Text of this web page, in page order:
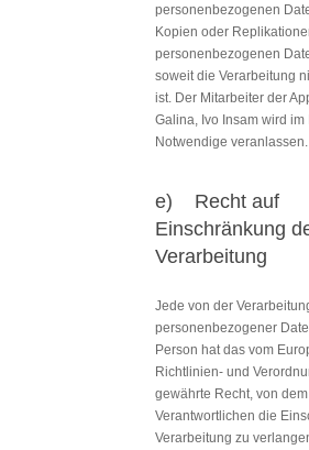
personenbezogenen
Kopien oder
personenbezogenen
soweit die Verarbeitung
ist. Der Mitarbeiter der
Galina, Ivo Insam wird
Notwendige veranlassen.
e) Recht auf
Einschränkung
Verarbeitung
Jede von der
personenbezogener
Person hat das vom
Richtlinien- und
gewährte Recht, von dem
Verantwortlichen die
Verarbeitung zu